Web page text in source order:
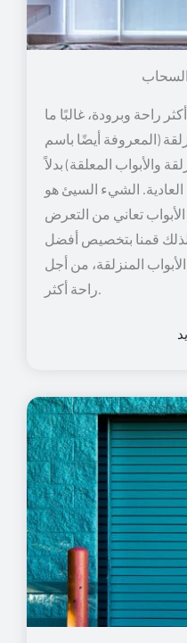
السحاب
راحة وبرودة، غالبًا ما
(المعروفة أيضًا باسم
والأبواب المعلقة) بدلاً
العادية. الشيء السيئ هو
الأبواب تعاني من التعرض
قمنا بتخصيص أفضل
المنزلقة، من أجل
راحة أكثر.